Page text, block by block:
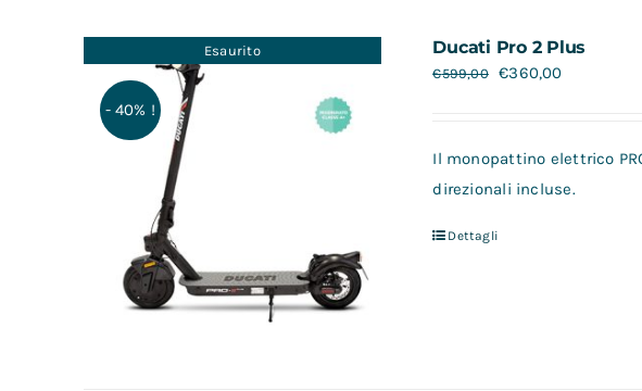
Esaurito
- 40% !
Ducati Pro 2 Plus
€599,00 €360,00
Il monopattino elettrico
direzionali incluse.
Dettagli